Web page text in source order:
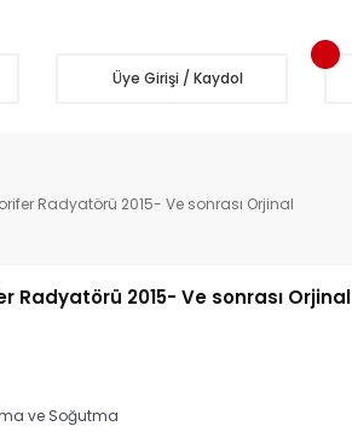
Üye Girişi / Kaydol
Radyatörü 2015- Ve sonrası Orjinal
Radyatörü 2015- Ve sonrası Orjinal
ve Soğutma